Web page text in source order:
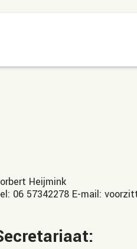
Heijmink
06 57342278 E-mail: